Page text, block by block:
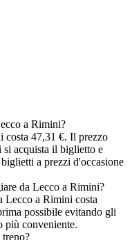
a Rimini?
costa 47,31 €. Il prezzo
acquista il biglietto e
a prezzi d'occasione
da Lecco a Rimini?
Lecco a Rimini costa
possibile evitando gli
più conveniente.